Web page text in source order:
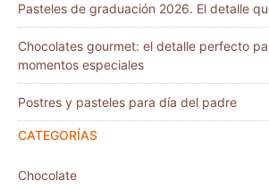
Pasteles de graduación 2026. El detalle
Chocolates gourmet: el detalle perfecto
momentos especiales
Postres y pasteles para día del padre
CATEGORÍAS
Chocolate